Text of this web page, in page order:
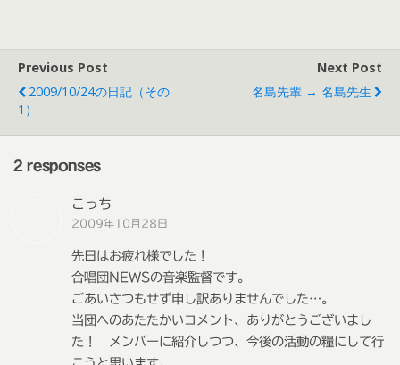
Previous Post
2009/10/24の日記（その
1）
Next Post
名島先輩 → 名島先生
2 responses
こっち
2009年10月28日
先日はお疲れ様でした！
合唱団NEWSの音楽監督です。
ごあいさつもせず申し訳ありませんでした…。
当団へのあたたかいコメント、ありがとうございまし
た！ メンバーに紹介しつつ、今後の活動の糧にして行